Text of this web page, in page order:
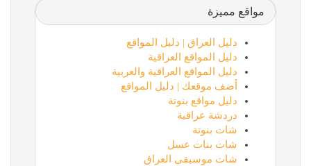
مواقع مميزة
دليل العراق | دليل المواقع
دليل المواقع العراقية
دليل المواقع العراقية والعربية
أضف موقعك | دليل المواقع
دليل مواقع بنوتة
دردشة عراقية
شات بنوتة
شات بنات عسل
شات موسيقى العراق